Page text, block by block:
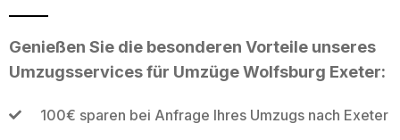
Genießen Sie die besonderen Vorteile unseres
Umzugsservices für Umzüge Wolfsburg Exeter:
100€ sparen bei Anfrage Ihres Umzugs nach Exeter